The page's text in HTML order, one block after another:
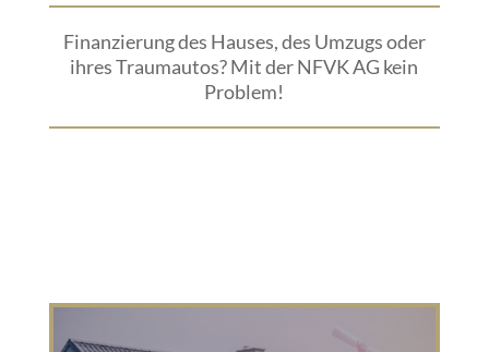
Finanzierung des Hauses, des Umzugs oder
ihres Traumautos? Mit der NFVK AG kein
Problem!